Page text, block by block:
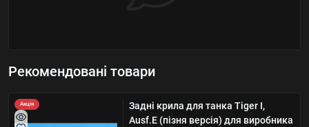
Рекомендовані товари
Акція
Задні крила для танка Tiger I,
Ausf.E (пізня версія) для виробника